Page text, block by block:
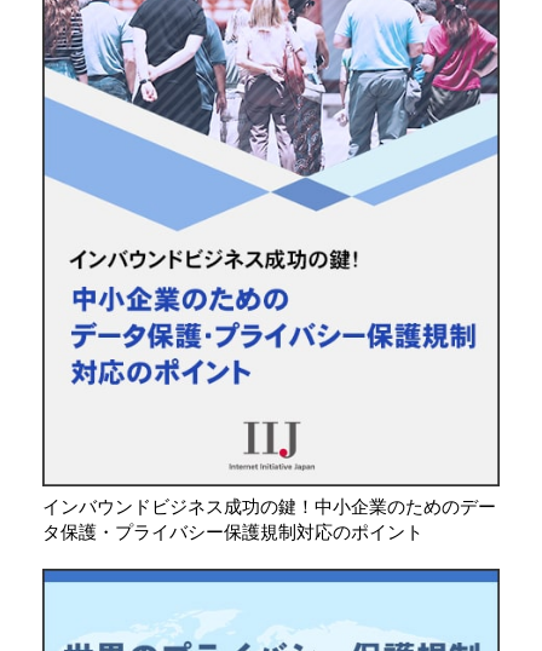
インバウンドビジネス成功の鍵！中小企業のためのデー
タ保護・プライバシー保護規制対応のポイント